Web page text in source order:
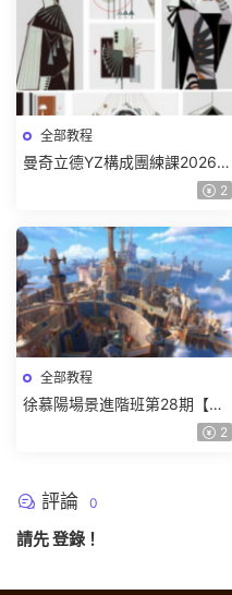
全部教程
曼奇立德YZ構成團練課2026年
8月已結課【畫質高清有課件】
2
全部教程
徐慕陽場景進階班第28期【畫
2
評論 0
請先登錄 ！